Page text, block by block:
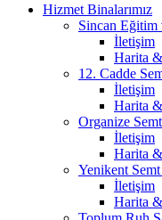
Hizmet Binalarımız
Sincan Eğitim
İletişim
Harita
12. Cadde
İletişim
Harita
Organize
İletişim
Harita
Yenikent
İletişim
Harita